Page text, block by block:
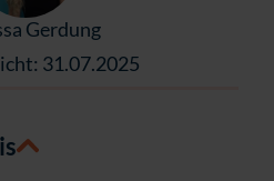
Gerdung
31.07.2025